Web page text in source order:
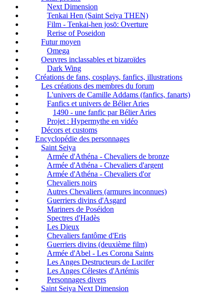
Next Dimension
Tenkai Hen (Saint Seiya THEN)
Film - Tenkai-hen josō: Overture
Rerise of Poseidon
Futur moyen
Omega
Oeuvres inclassables et bizaroïdes
Dark Wing
Créations de fans, cosplays, fanfics, illustrations
Les créations des membres du forum
L'univers de Camille Addams (fanfics, fanarts)
Fanfics et univers de Bélier Aries
1490 - une fanfic par Bélier Aries
Projet : Hypermythe en vidéo
Décors et customs
Encyclopédie des personnages
Saint Seiya
Armée d'Athéna - Chevaliers de bronze
Armée d'Athéna - Chevaliers d'argent
Armée d'Athéna - Chevaliers d'or
Chevaliers noirs
Autres Chevaliers (armures inconnues)
Guerriers divins d'Asgard
Mariners de Poséidon
Spectres d'Hadès
Les Dieux
Chevaliers fantôme d'Eris
Guerriers divins (deuxième film)
Armée d'Abel - Les Corona Saints
Les Anges Destructeurs de Lucifer
Les Anges Célestes d'Artémis
Personnages divers
Saint Seiya Next Dimension